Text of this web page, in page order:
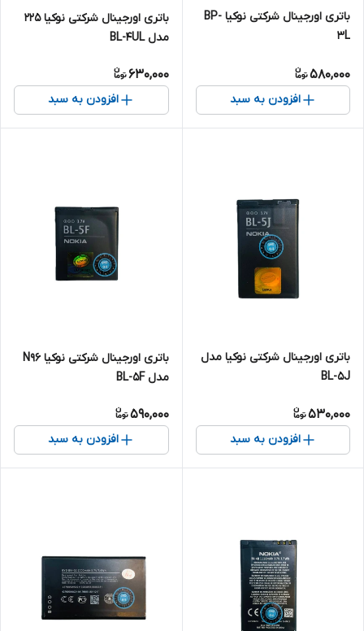
باتری اورجینال شرکتی نوکیا BP-
3L
580,000
افزودن به سبد
باتری اورجینال شرکتی نوکیا 225
مدل BL-4UL
630,000
افزودن به سبد
باتری اورجینال شرکتی نوکیا مدل
BL-5J
530,000
افزودن به سبد
باتری اورجینال شرکتی نوکیا N96
مدل BL-5F
590,000
افزودن به سبد